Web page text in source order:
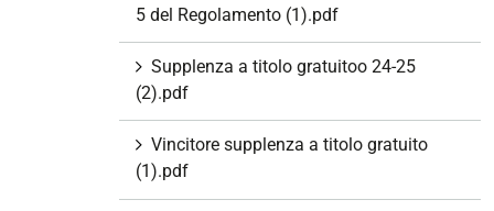
5 del Regolamento (1).pdf
Supplenza a titolo gratuitoo 24-25
(2).pdf
Vincitore supplenza a titolo gratuito
(1).pdf